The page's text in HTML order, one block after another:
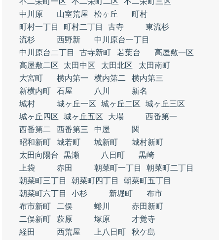
中川原
山室荒屋 松ヶ丘
町村
町村一丁目
町村二丁目 古寺
東流杉
流杉
西野新
中川原台一丁目
中川原台二丁目
古寺新町 若葉台
高屋敷一区
高屋敷二区
太田中区 太田北区
太田南町
大宮町
横内第一 横内第二
横内第三
新横内町
石屋 八川
新名
城村
城ヶ丘一区 城ヶ丘二区
城ヶ丘三区
城ヶ丘四区
城ヶ丘五区 大場
西番第一
西番第二
西番第三 中屋
関
昭和新町
城若町 城新町
城村新町
太田向陽台
黒瀬 八日町
黒崎
上袋
赤田 朝菜町一丁目
朝菜町二丁目
朝菜町三丁目
朝菜町四丁目
朝菜町五丁目
朝菜町六丁目
小杉 新堀町
布市
布市新町
二俣 蜷川
赤田新町
二俣新町
萩原 塚原
才覚寺
経田
西荒屋 上八日町
秋ケ島